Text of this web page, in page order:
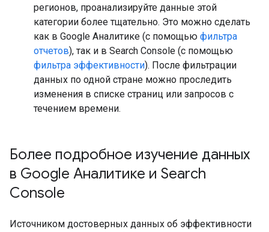
регионов, проанализируйте данные этой
категории более тщательно. Это можно сделать
как в Google Аналитике (с помощью фильтра
отчетов), так и в Search Console (с помощью
фильтра эффективности). После фильтрации
данных по одной стране можно проследить
изменения в списке страниц или запросов с
течением времени.
Более подробное изучение данных
в Google Аналитике и Search
Console
Источником достоверных данных об эффективности